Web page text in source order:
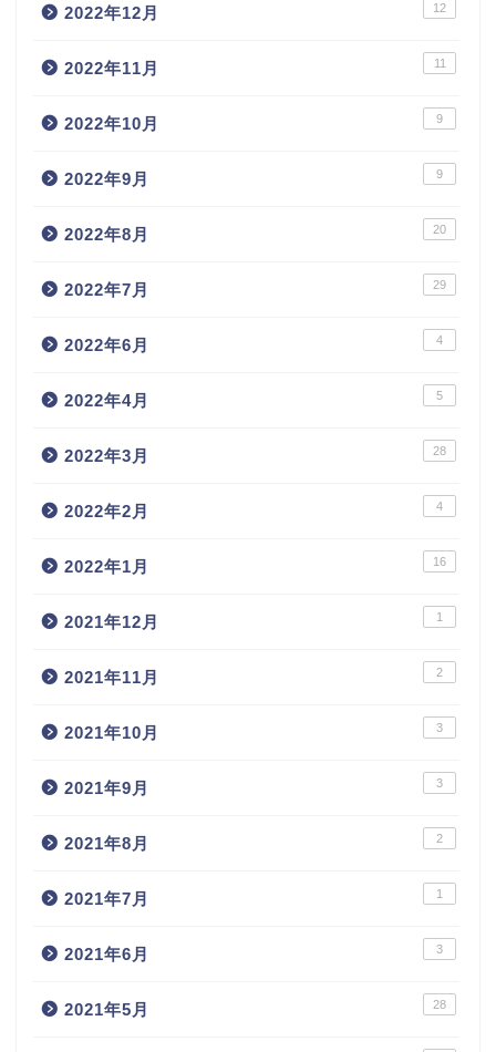
2022年12月 12
2022年11月 11
2022年10月 9
2022年9月 9
2022年8月 20
2022年7月 29
2022年6月 4
2022年4月 5
2022年3月 28
2022年2月 4
2022年1月 16
2021年12月 1
2021年11月 2
2021年10月 3
2021年9月 3
2021年8月 2
2021年7月 1
2021年6月 3
2021年5月 28